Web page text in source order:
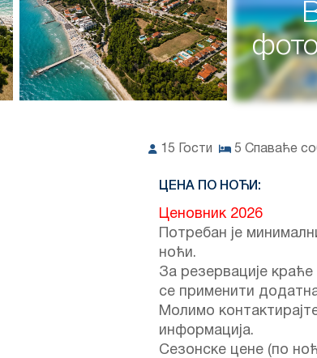
15 Гости 5 Спаваће
ЦЕНА ПО НОЋИ:
Ценовник 2026
Потребан је
ноћи.
За резервације
се применити
Молимо
информација.
Сезонске цене (по